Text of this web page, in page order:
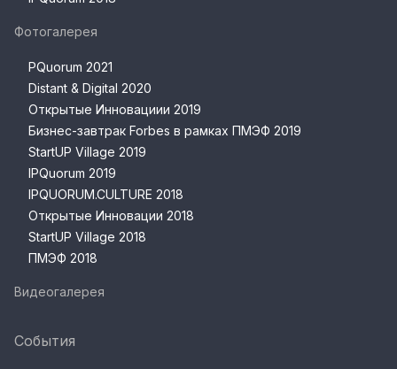
Фотогалерея
PQuorum 2021
Distant & Digital 2020
Открытые Инновациии 2019
Бизнес-завтрак Forbes в рамках ПМЭФ 2019
StartUP Village 2019
IPQuorum 2019
IPQUORUM.CULTURE 2018
Открытые Инновации 2018
StartUP Village 2018
ПМЭФ 2018
Видеогалерея
События